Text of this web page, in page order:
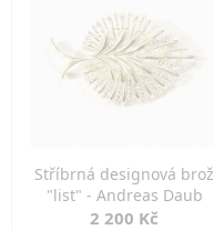
Stříbrná designová brož
"list" - Andreas Daub
2 200 Kč